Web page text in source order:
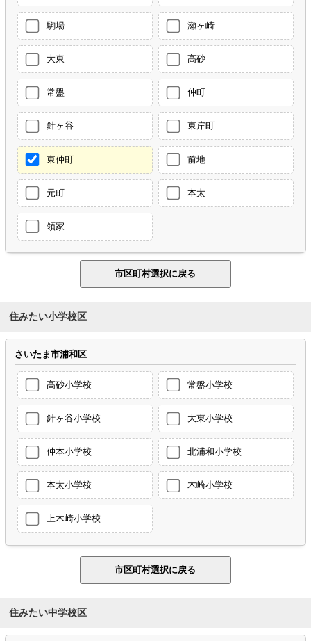
駒場 瀬ヶ崎
大東 高砂
常盤 仲町
針ヶ谷 東岸町
東仲町 前地
元町 本太
領家
住みたい小学校区
さいたま市浦和区
高砂小学校 常盤小学校
針ヶ谷小学校 大東小学校
仲本小学校 北浦和小学校
本太小学校 木崎小学校
上木崎小学校
住みたい中学校区